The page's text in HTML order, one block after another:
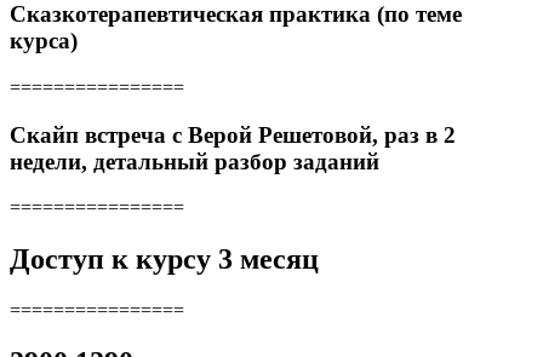
Сказкотерапевтическая практика (по теме
курса)
================
Скайп встреча с Верой Решетовой, раз в 2
недели, детальный разбор заданий
================
Доступ к курсу 3 месяц
================